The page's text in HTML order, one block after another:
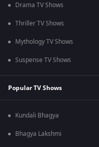
Drama TV Shows
Thriller TV Shows
Mythology TV Shows
Suspense TV Shows
Popular TV Shows
Kundali Bhagya
Bhagya Lakshmi